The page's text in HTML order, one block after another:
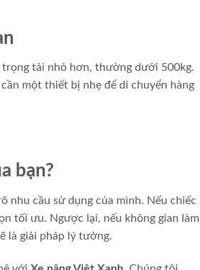
trọng tải nhỏ hơn, thường dưới 500kg.
một thiết bị nhẹ để di chuyển hàng
bạn?
nhu cầu sử dụng của mình. Nếu chiếc
tối ưu. Ngược lại, nếu không gian làm
là giải pháp lý tưởng.